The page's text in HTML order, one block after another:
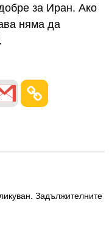
за Иран. Ако
няма да
Задължителните